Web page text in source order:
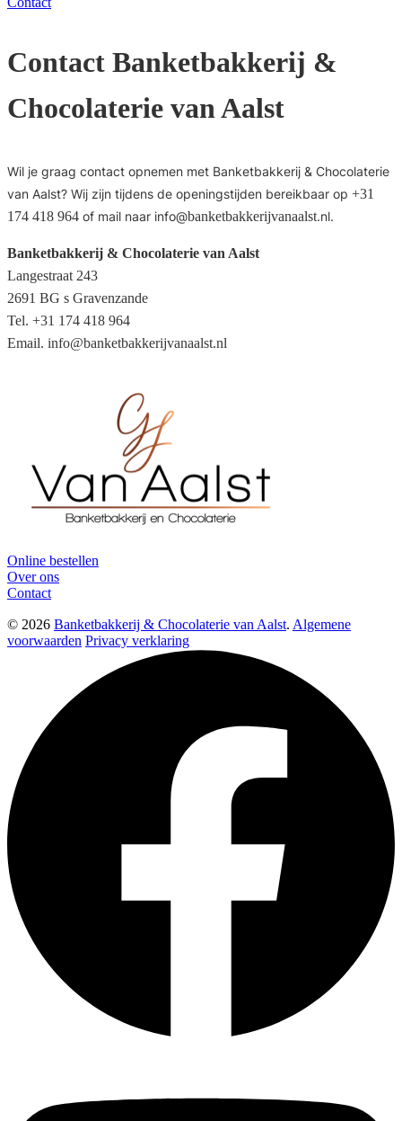
Contact Banketbakkerij &
Chocolaterie van Aalst
Wil je graag contact opnemen met Banketbakkerij & Chocolaterie
van Aalst? Wij zijn tijdens de openingstijden bereikbaar op +31
174 418 964 of mail naar info@banketbakkerijvanaalst.nl.
Banketbakkerij & Chocolaterie van Aalst
Langestraat 243
2691 BG s Gravenzande
Tel. +31 174 418 964
Email. info@banketbakkerijvanaalst.nl
Online bestellen
Over ons
Contact
© 2026 Banketbakkerij & Chocolaterie van Aalst. Algemene
voorwaarden Privacy verklaring